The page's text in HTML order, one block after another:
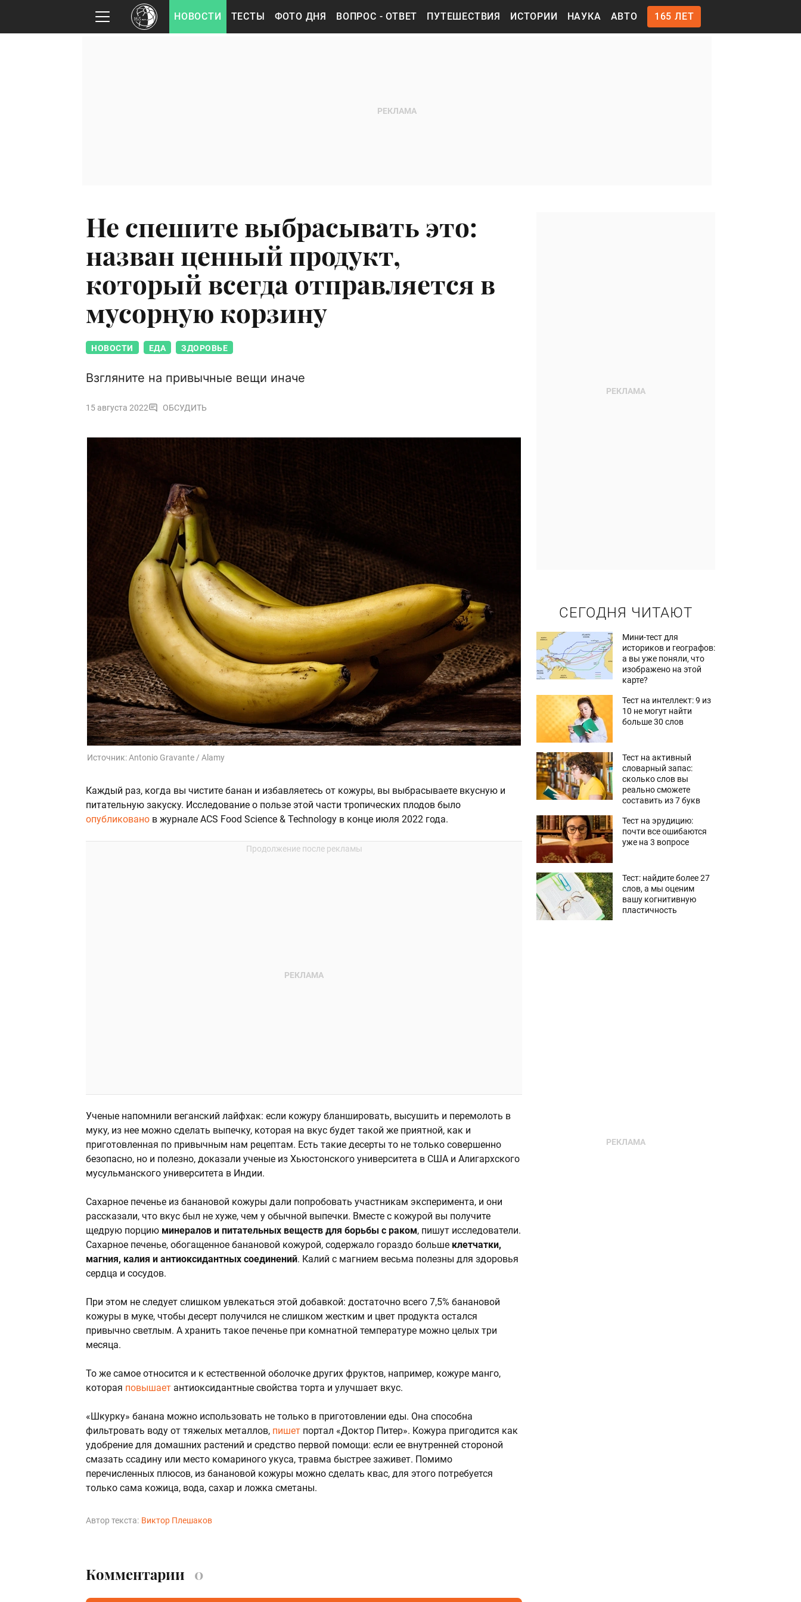
НОВОСТИ ТЕСТЫ ФОТО ДНЯ ВОПРОС - ОТВЕТ ПУТЕШЕСТВИЯ ИСТОРИИ НАУКА АВТО 165 ЛЕТ
Не спешите выбрасывать это:
назван ценный продукт,
который всегда отправляется в
мусорную корзину
НОВОСТИ ЕДА ЗДОРОВЬЕ
Взгляните на привычные вещи иначе
15 августа 2022 ОБСУДИТЬ
Источник:Antonio Gravante / Alamy
Каждый раз, когда вы чистите банан и избавляетесь от кожуры, вы выбрасываете вкусную и
питательную закуску. Исследование о пользе этой части тропических плодов было
опубликовано в журнале ACS Food Science & Technology в конце июля 2022 года.
Ученые напомнили веганский лайфхак: если кожуру бланшировать, высушить и перемолоть в
муку, из нее можно сделать выпечку, которая на вкус будет такой же приятной, как и
приготовленная по привычным нам рецептам. Есть такие десерты то не только совершенно
безопасно, но и полезно, доказали ученые из Хьюстонского университета в США и Алигархского
мусульманского университета в Индии.
Сахарное печенье из банановой кожуры дали попробовать участникам эксперимента, и они
рассказали, что вкус был не хуже, чем у обычной выпечки. Вместе с кожурой вы получите
щедрую порцию минералов и питательных веществ для борьбы с раком, пишут исследователи.
Сахарное печенье, обогащенное банановой кожурой, содержало гораздо больше клетчатки,
магния, калия и антиоксидантных соединений. Калий с магнием весьма полезны для здоровья
сердца и сосудов.
При этом не следует слишком увлекаться этой добавкой: достаточно всего 7,5% банановой
кожуры в муке, чтобы десерт получился не слишком жестким и цвет продукта остался
привычно светлым. А хранить такое печенье при комнатной температуре можно целых три
месяца.
То же самое относится и к естественной оболочке других фруктов, например, кожуре манго,
которая повышает антиоксидантные свойства торта и улучшает вкус.
«Шкурку» банана можно использовать не только в приготовлении еды. Она способна
фильтровать воду от тяжелых металлов, пишет портал «Доктор Питер». Кожура пригодится как
удобрение для домашних растений и средство первой помощи: если ее внутренней стороной
смазать ссадину или место комариного укуса, травма быстрее заживет. Помимо
перечисленных плюсов, из банановой кожуры можно сделать квас, для этого потребуется
только сама кожица, вода, сахар и ложка сметаны.
Автор текста: Виктор Плешаков
СЕГОДНЯ ЧИТАЮТ
Мини-тест для
историков и географов:
а вы уже поняли, что
изображено на этой
карте?
Тест на интеллект: 9 из
10 не могут найти
больше 30 слов
Тест на активный
словарный запас:
сколько слов вы
реально сможете
составить из 7 букв
Тест на эрудицию:
почти все ошибаются
уже на 3 вопросе
Тест: найдите более 27
слов, а мы оценим
вашу когнитивную
пластичность
Комментарии 0